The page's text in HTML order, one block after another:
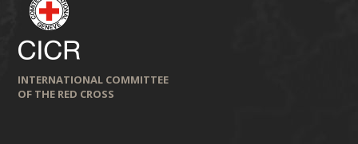
INTERNATIONAL COMMITTEE
OF THE RED CROSS